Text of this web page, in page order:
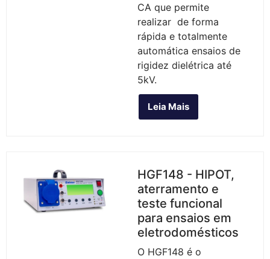
CA que permite
realizar de forma
rápida e totalmente
automática ensaios de
rigidez dielétrica até
5kV.
Leia Mais
HGF148 - HIPOT,
aterramento e
teste funcional
para ensaios em
eletrodomésticos
O HGF148 é o